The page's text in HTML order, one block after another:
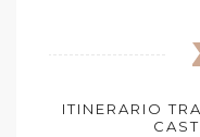
ITINERARIO